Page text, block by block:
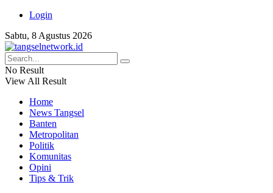
Login
Sabtu, 8 Agustus 2026
No Result
View All Result
Home
News Tangsel
Banten
Metropolitan
Politik
Komunitas
Opini
Tips & Trik